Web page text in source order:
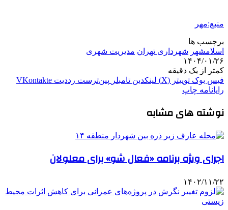
منبع:مهر
برچسب ها
اسلامشهر شهرداری تهران مدیریت شهری
۱۴۰۴/۰۱/۲۶
کمتر از یک دقیقه
فیس بوک توییتر (X) لینکدین ‫تامبلر ‫پین‌ترست ‫رددیت ‫VKontakte
رایانامه چاپ
نوشته های مشابه
اجرای ویژه برنامه «فعال شو» برای معلولان
۱۴۰۲/۱۱/۲۲